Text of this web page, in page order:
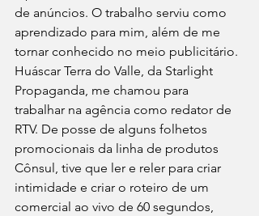
de anúncios. O trabalho serviu como
aprendizado para mim, além de me
tornar conhecido no meio publicitário.
Huáscar Terra do Valle, da Starlight
Propaganda, me chamou para
trabalhar na agência como redator de
RTV. De posse de alguns folhetos
promocionais da linha de produtos
Cônsul, tive que ler e reler para criar
intimidade e criar o roteiro de um
comercial ao vivo de 60 segundos,